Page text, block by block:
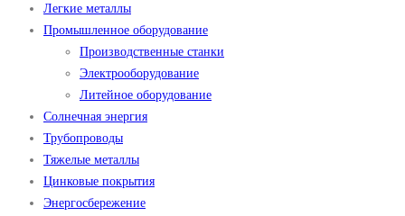
Легкие металлы
Промышленное оборудование
Производственные станки
Электрооборудование
Литейное оборудование
Солнечная энергия
Трубопроводы
Тяжелые металлы
Цинковые покрытия
Энергосбережение